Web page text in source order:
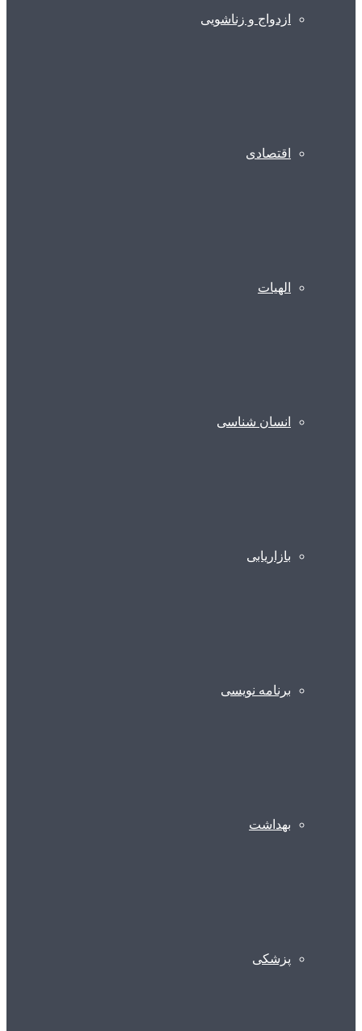
ازدواج و زناشویی
اقتصادی
الهیات
انسان شناسی
بازاریابی
برنامه نویسی
بهداشت
پزشکی